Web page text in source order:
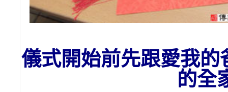
儀式開始前先跟愛我
的